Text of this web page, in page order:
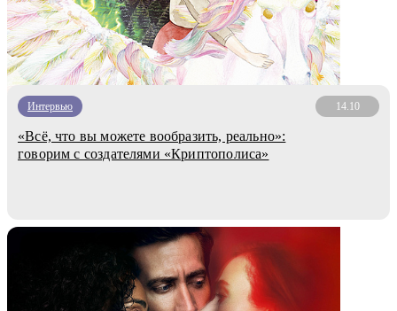
Интервью 14.10
«Всё, что вы можете вообразить, реально»:
говорим с создателями «Криптополиса»